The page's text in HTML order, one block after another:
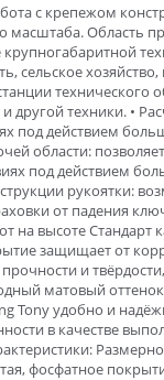
с крепежом
Область
сельское хозяйство,
технического
другой техники. •
под действием
области:
под действием
рукоятки:
от падения
на высоте Cтандарт
защищает от
и
матовый
Tony удобно и
в качестве
фосфатное